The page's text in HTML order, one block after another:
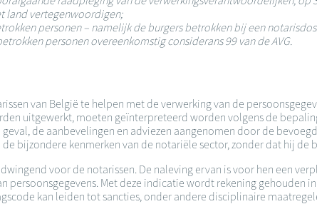
land vertegenwoordigen;
personen – namelijk de burgers betrokken bij een
personen overeenkomstig considerans 99 van de AVG.
van België te helpen met de verwerking van de
uitgewerkt, moeten geïnterpreteerd worden volgens de
de aanbevelingen en adviezen aangenomen door de
bijzondere kenmerken van de notariële sector, zonder dat hij de
voor de notarissen. De naleving ervan is voor hen een
persoonsgegevens. Met deze indicatie wordt rekening
kan leiden tot sancties, onder andere disciplinaire